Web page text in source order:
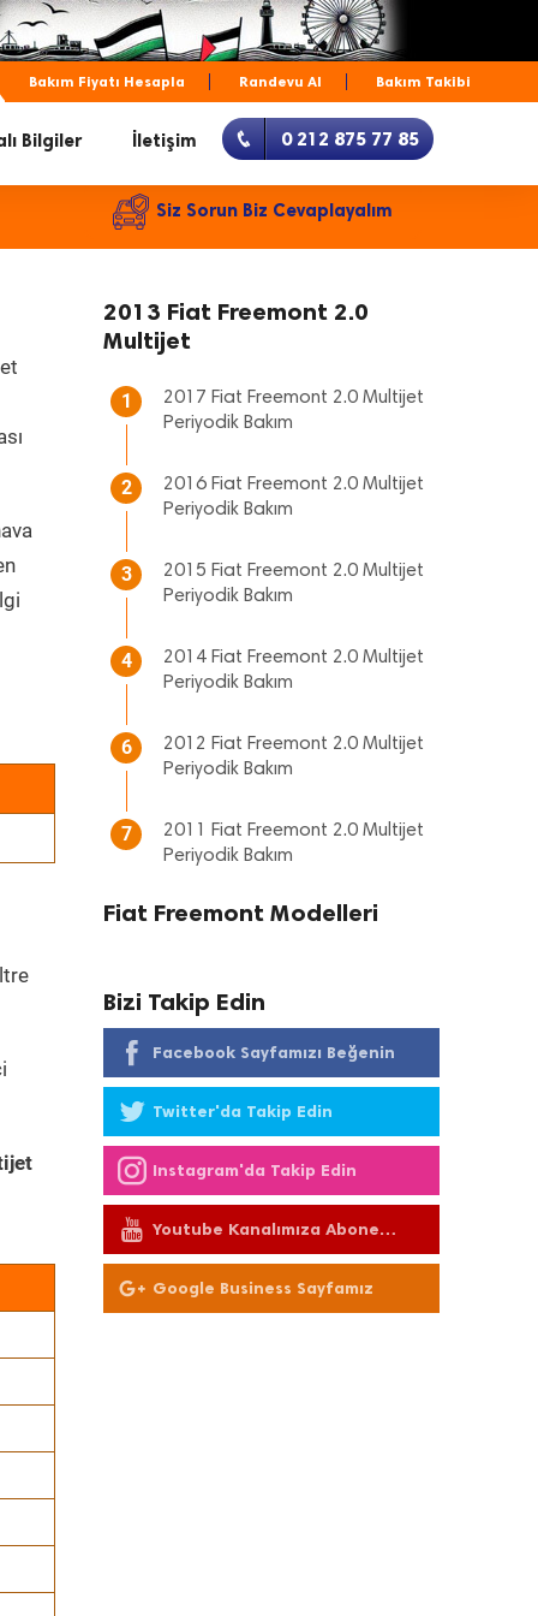
Bakım Fiyatı Hesapla Randevu Al Bakım Takibi
Bilgiler İletişim 0 212 875 77 85
Siz Sorun Biz Cevaplayalım
2013 Fiat Freemont 2.0
Multijet
1
2017 Fiat Freemont 2.0 Multijet
Periyodik Bakım
2
2016 Fiat Freemont 2.0 Multijet
Periyodik Bakım
3
2015 Fiat Freemont 2.0 Multijet
Periyodik Bakım
4
2014 Fiat Freemont 2.0 Multijet
Periyodik Bakım
6
2012 Fiat Freemont 2.0 Multijet
Periyodik Bakım
7
2011 Fiat Freemont 2.0 Multijet
Periyodik Bakım
Fiat Freemont Modelleri
Bizi Takip Edin
Facebook Sayfamızı Beğenin
Twitter'da Takip Edin
Instagram'da Takip Edin
Youtube Kanalımıza Abone
Olun
Google Business Sayfamız